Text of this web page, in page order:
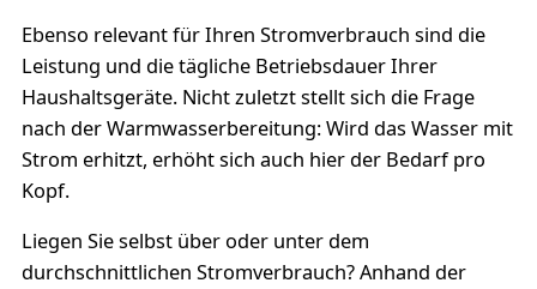
Ebenso relevant für Ihren Stromverbrauch sind die
Leistung und die tägliche Betriebsdauer Ihrer
Haushaltsgeräte. Nicht zuletzt stellt sich die Frage
nach der Warmwasserbereitung: Wird das Wasser mit
Strom erhitzt, erhöht sich auch hier der Bedarf pro
Kopf.
Liegen Sie selbst über oder unter dem
durchschnittlichen Stromverbrauch? Anhand der